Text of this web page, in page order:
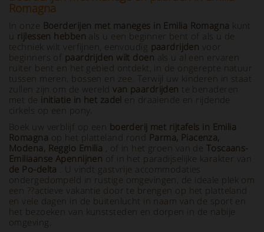
Romagna
In onze Boerderijen met maneges in Emilia Romagna kunt
u rijlessen hebben als u een beginner bent of als u de
techniek wilt verfijnen, eenvoudig paardrijden voor
beginners of paardrijden wilt doen als u al een ervaren
ruiter bent en het gebied ontdekt, in de ongerepte natuur
tussen meren, bossen en zee. Terwijl uw kinderen in staat
zullen zijn om de wereldvan paardrijden te benaderen
met de initiatie in het zadel en draaiende en rijdende
cirkels op een pony.
Boek uw verblijf op een boerderij met rijtafels in Emilia
Romagna op het platteland rond Parma, Piacenza,
Modena, Reggio Emilia , of in het groen van de Toscaans-
Emiliaanse Apennijnen of in het paradijselijke karakter van
de Po-delta . U vindt gastvrije accommodaties
ondergedompeld in rustige omgevingen, de ideale plek om
een ??actieve vakantie door te brengen op het platteland
en vele dagen in de buitenlucht in naam van de sport en
het bezoeken van kunststeden en dorpen in de nabije
omgeving.